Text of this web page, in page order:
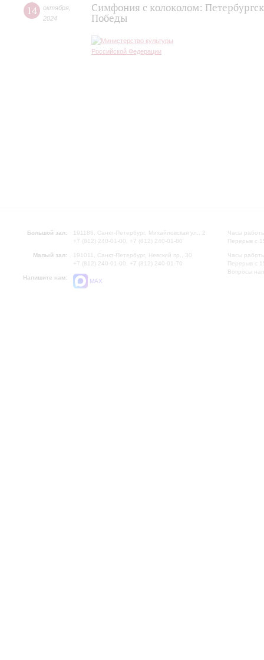
14 октября
2024
Симфония с колоколом:
Победы
Большой зал:
191186, Санкт-Петербург, Михайловская ул., 2
+7 (812) 240-01-00, +7 (812) 240-01-80
Малый зал:
191011, Санкт-Петербург, Невский пр., 30
+7 (812) 240-01-00, +7 (812) 240-01-70
Напишите нам:
MAX
Часы
Перерыв с
Часы
Перерыв с
Вопросы